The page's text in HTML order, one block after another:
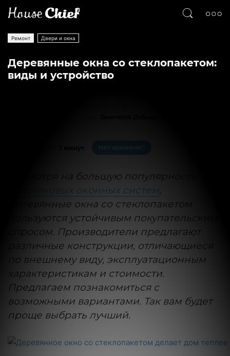
Ремонт Двери и окна
Деревянные окна со стеклопакетом:
виды и устройство
Несмотря на большую популярность
пластиковых оконных систем,
деревянные окна со стеклопакетом
пользуются устойчивым покупательским
спросом. Производители предлагают
различные конструкции, отличающиеся
по внешнему виду, эксплуатационным
характеристикам и стоимости.
Предлагаем познакомиться с
возможными вариантами. Так вам будет
проще выбрать лучший.